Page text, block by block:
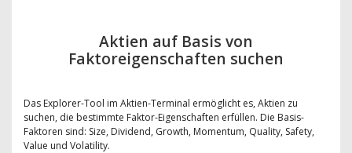
Aktien auf Basis von
Faktoreigenschaften suchen
Das Explorer-Tool im Aktien-Terminal ermöglicht es, Aktien zu
suchen, die bestimmte Faktor-Eigenschaften erfüllen. Die Basis-
Faktoren sind: Size, Dividend, Growth, Momentum, Quality, Safety,
Value und Volatility.